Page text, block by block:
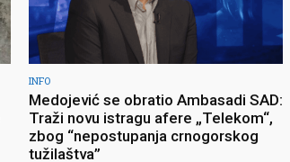
INFO
Medojević se obratio Ambasadi SAD:
Traži novu istragu afere „Telekom“,
zbog “nepostupanja crnogorskog
tužilaštva”